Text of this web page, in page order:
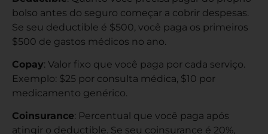
bolso antes do seguro começar a cobrir despesas.
Se seu deductible é $500, você paga os primeiros
$500 de gastos médicos no ano.
Copay: Valor fixo que você paga por cada serviço.
Exemplo: $25 por consulta médica, $10 por
medicamento genérico.
Coinsurance: Percentual que você paga após
atingir o deductible. Se seu coinsurance é 20%,